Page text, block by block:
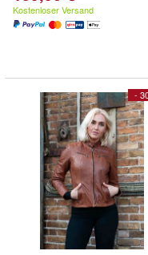
Kostenloser Versand
-